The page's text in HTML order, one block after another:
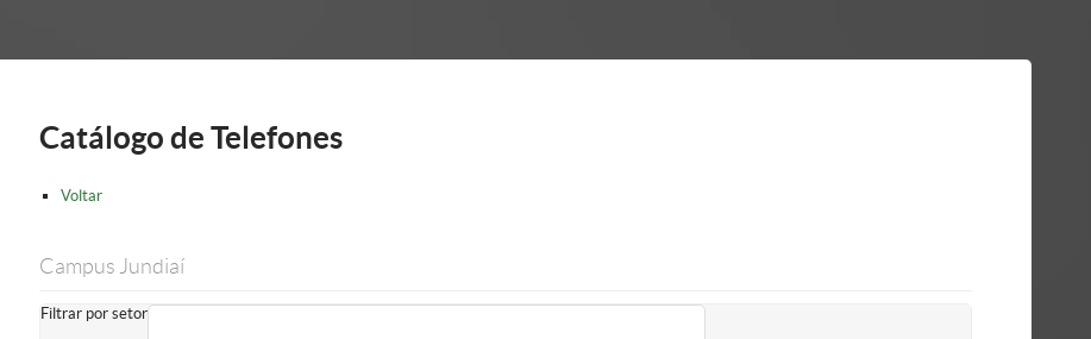
Catálogo de Telefones
Voltar
Campus Jundiaí
Filtrar por setor